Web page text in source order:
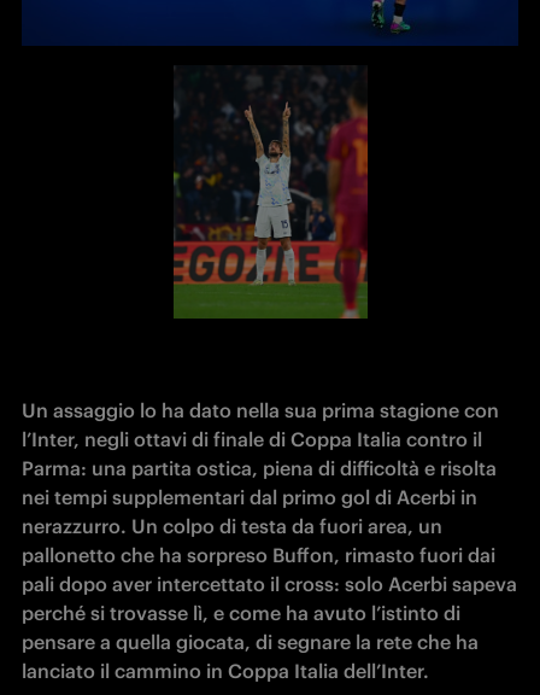
Un assaggio lo ha dato nella sua prima stagione con
l’Inter, negli ottavi di finale di Coppa Italia contro il
Parma: una partita ostica, piena di difficoltà e risolta
nei tempi supplementari dal primo gol di Acerbi in
nerazzurro. Un colpo di testa da fuori area, un
pallonetto che ha sorpreso Buffon, rimasto fuori dai
pali dopo aver intercettato il cross: solo Acerbi sapeva
perché si trovasse lì, e come ha avuto l’istinto di
pensare a quella giocata, di segnare la rete che ha
lanciato il cammino in Coppa Italia dell’Inter.